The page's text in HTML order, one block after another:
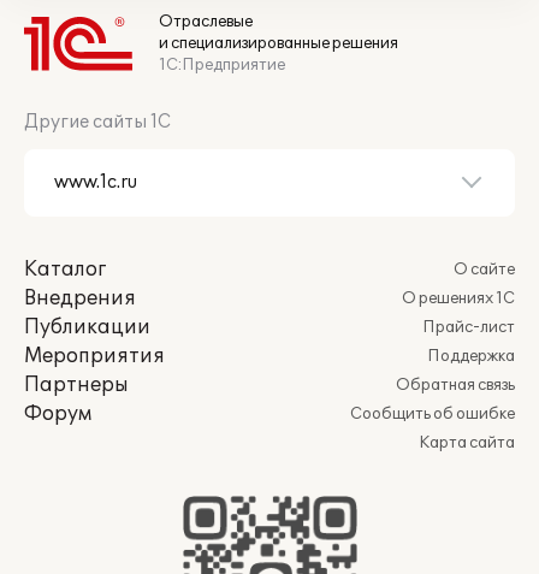
Отраслевые
и специализированные решения
1С:Предприятие
Другие сайты 1С
Каталог
Внедрения
Публикации
Мероприятия
Партнеры
Форум
О сайте
О решениях 1С
Прайс-лист
Поддержка
Обратная связь
Сообщить об ошибке
Карта сайта